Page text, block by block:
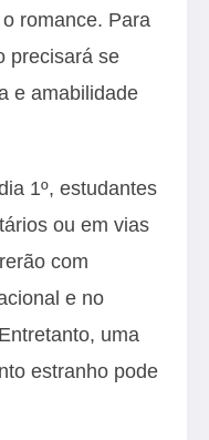
romance. Para
precisará se
e amabilidade
1º, estudantes
ou em vias
com
e no
uma
estranho pode